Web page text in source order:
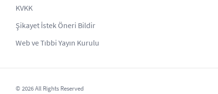
KVKK
Şikayet İstek Öneri Bildir
Web ve Tıbbi Yayın Kurulu
© 2026 All Rights Reserved